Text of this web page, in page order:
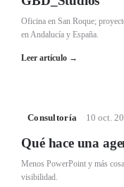
Oficina en San Roque;
en Andalucía y España.
Leer artículo →
Consultoría 10 oct.
Qué hace una
Menos PowerPoint y más
visibilidad.